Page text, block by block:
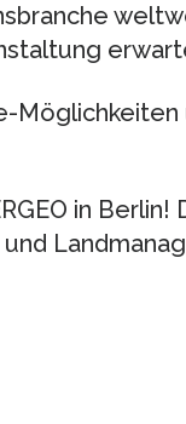
in